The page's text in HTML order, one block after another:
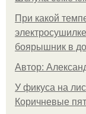
При какой
боярышник в
Автор:
У фикуса на
Коричневые